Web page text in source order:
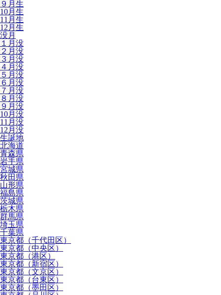
９月生
10月生
11月生
12月生
没月
１月没
２月没
３月没
４月没
５月没
６月没
７月没
８月没
９月没
10月没
11月没
12月没
生誕地
北海道
青森県
岩手県
宮城県
秋田県
山形県
福島県
茨城県
栃木県
群馬県
埼玉県
千葉県
東京都（千代田区）
東京都（中央区）
東京都（港区）
東京都（新宿区）
東京都（文京区）
東京都（台東区）
東京都（墨田区）